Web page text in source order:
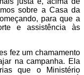
sobre a Casa da
para que a
e assistência às
fez um chamamento
na campanha. Ela
que o Ministério